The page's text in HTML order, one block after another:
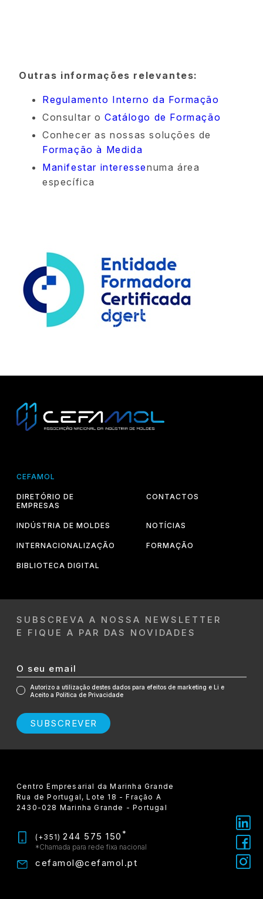
Outras informações relevantes:
Regulamento Interno da Formação
Consultar oCatálogo de Formação
Conhecer as nossas soluções de
Formação à Medida
Manifestar interessenuma área
específica
CEFAMOL
DIRETÓRIO DE
EMPRESAS
CONTACTOS
INDÚSTRIA DE MOLDES NOTÍCIAS
INTERNACIONALIZAÇÃO FORMAÇÃO
BIBLIOTECA DIGITAL
SUBSCREVA A NOSSA NEWSLETTER
E FIQUE A PAR DAS NOVIDADES
Autorizo a utilização destes dados para efeitos de marketing e Li e
Aceito a Política de Privacidade
SUBSCREVER
Centro Empresarial da Marinha Grande
Rua de Portugal, Lote 18 - Fração A
2430-028 Marinha Grande - Portugal
(+351)244 575 150 *
*Chamada para rede fixa nacional
cefamol@cefamol.pt